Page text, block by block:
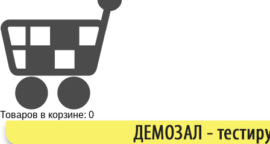
Товаров в корзине: 0